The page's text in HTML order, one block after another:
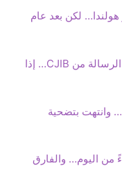
لكن بعد عام
23 ألف شخص أسبوعياً يتلقون هذه الرسالة من CJIB… إذا
وانتهت بتضحية
من اليوم… والفارق